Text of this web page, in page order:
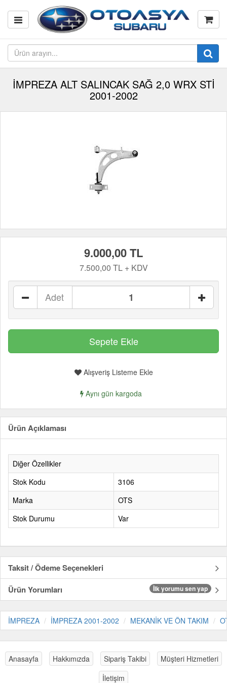
İMPREZA ALT SALINCAK SAĞ 2,0 WRX STİ
2001-2002
9.000,00 TL
7.500,00 TL + KDV
Adet
Alışveriş Listeme Ekle
Aynı gün kargoda
Ürün Açıklaması
Diğer Özellikler
Stok Kodu
3106
Marka
OTS
Stok Durumu
Var
Taksit / Ödeme Seçenekleri
Ürün Yorumları
İlk yorumu sen yap
İMPREZA İMPREZA 2001-2002 MEKANİK VE ÖN TAKIM
Anasayfa Hakkımızda Sipariş Takibi
Müşteri Hizmetleri
İletişim